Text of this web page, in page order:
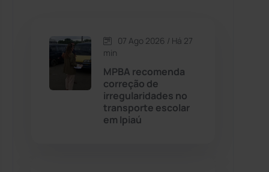
Caetité (1504)
Candiba
Cândido Sales (121)
07 Ago 2026 / Há 27
min
MPBA recomenda
correção de
irregularidades no
transporte escolar
em Ipiaú